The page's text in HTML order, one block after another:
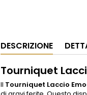
DESCRIZIONE
Tourniquet
Il Tourniquet Laccio